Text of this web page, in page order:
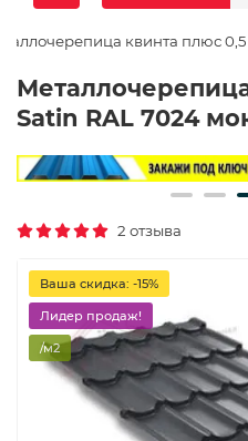
квинта плюс 0,5
Satin RAL 7024
2 отзыва
Ваша скидка: -15%
Лидер продаж!
/м2